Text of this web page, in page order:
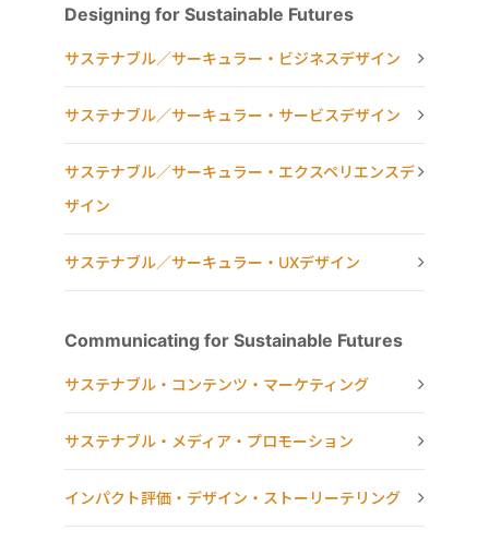
Designing for Sustainable Futures
サステナブル／サーキュラー・ビジネスデザイン
サステナブル／サーキュラー・サービスデザイン
サステナブル／サーキュラー・エクスペリエンスデ
ザイン
サステナブル／サーキュラー・UXデザイン
Communicating for Sustainable Futures
サステナブル・コンテンツ・マーケティング
サステナブル・メディア・プロモーション
インパクト評価・デザイン・ストーリーテリング